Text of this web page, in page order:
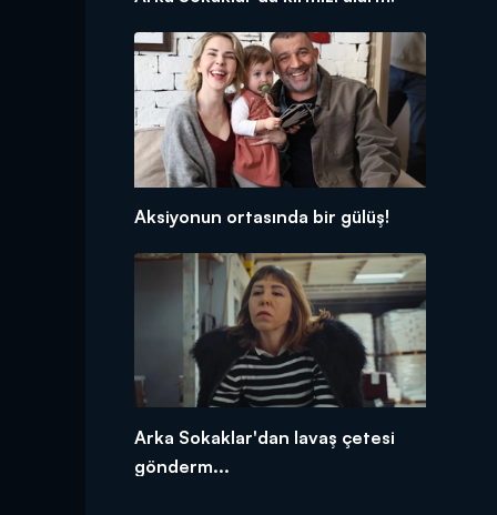
Aksiyonun ortasında bir gülüş!
Arka Sokaklar'dan lavaş çetesi
gönderm...